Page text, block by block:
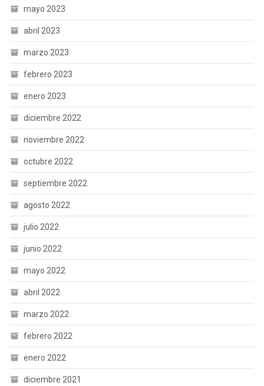
mayo 2023
abril 2023
marzo 2023
febrero 2023
enero 2023
diciembre 2022
noviembre 2022
octubre 2022
septiembre 2022
agosto 2022
julio 2022
junio 2022
mayo 2022
abril 2022
marzo 2022
febrero 2022
enero 2022
diciembre 2021